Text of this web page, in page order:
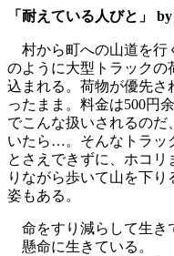
「耐えている人びと」
村から町への山道を行
のように大型トラックの
込まれる。荷物が優先さ
ったまま。料金は500円
でこんな扱いされるのだ
いたら…。そんなトラッ
とさえできずに、ホコリ
りながら歩いて山を下り
姿もある。
命をすり減らして生き
懸命に生きている。